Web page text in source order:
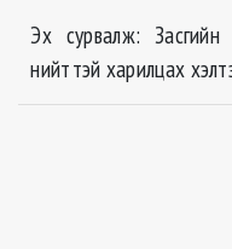
Эх сурвалж: Засгийн
нийттэй харилцах